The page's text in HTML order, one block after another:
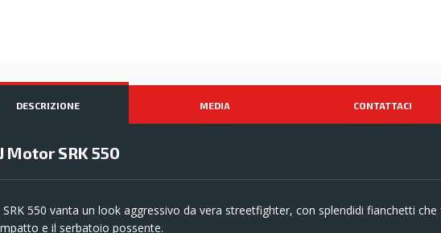
DESCRIZIONE MEDIA CONTATTACI
Motor SRK 550
SRK 550 vanta un look aggressivo da vera streetfighter, con splendidi fianchetti
e il serbatoio possente.